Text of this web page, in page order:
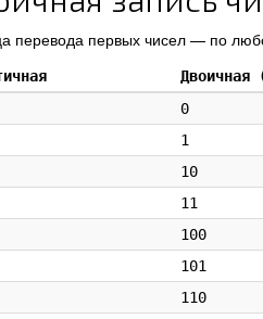
перевода первых чисел — по
Двоичная
0
1
10
11
100
101
110